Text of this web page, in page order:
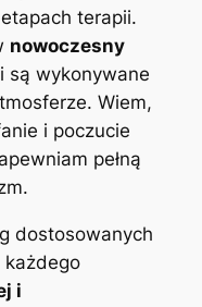
terapii.
nowoczesny
są wykonywane
Wiem,
i poczucie
pełną
dostosowanych
i